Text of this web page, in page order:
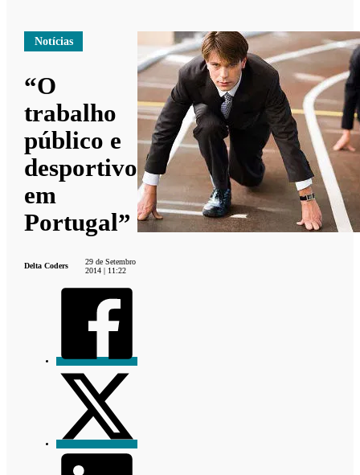
Notícias
“O
trabalho
público e
desportivo
em
Portugal”
Delta Coders
29 de Setembro
2014 | 11:22